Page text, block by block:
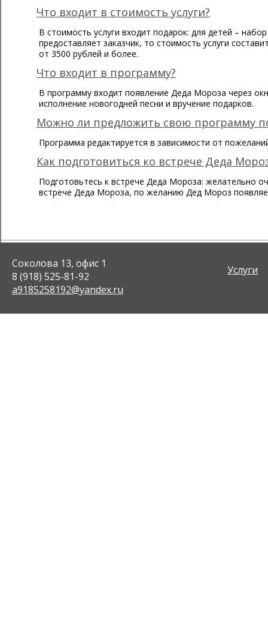
Что входит в стоимость услуги?
В стоимость услуги входит подарок: для детей –
предоставляет заказчик, то стоимость услуги
от 3500 рублей и более.
Что входит в программу?
В программу входит появление Деда Мороза через
исполнение новогодней песни и вручение подарков.
Можно ли предложить свою программу
Программа редактируется в зависимости от
Как подготовиться ко встрече Деда
Подготовьтесь к встрече Деда Мороза: желательно
встрече Деда Мороза, по желанию Дед Мороз
Соколова 13, офис 1
8 (918) 525-81-92
a9185258192@yandex.ru
Услуги